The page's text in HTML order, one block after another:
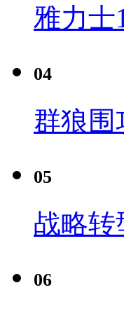
雅力士
04
群狼围
05
战略转
06